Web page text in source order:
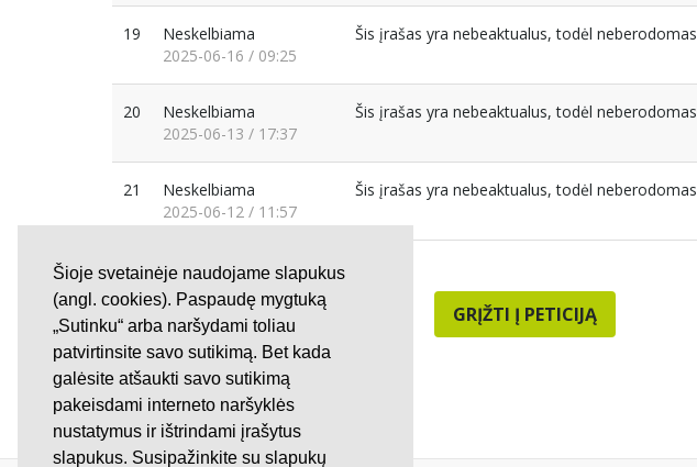
Šioje svetainėje naudojame slapukus
(angl. cookies). Paspaudę mygtuką
„Sutinku“ arba naršydami toliau
patvirtinsite savo sutikimą. Bet kada
galėsite atšaukti savo sutikimą
pakeisdami interneto naršyklės
nustatymus ir ištrindami įrašytus
slapukus. Susipažinkite su slapukų
19
Neskelbiama
2025-06-16 / 09:25
Šis įrašas yra nebeaktualus, todėl neberodomas
20
Neskelbiama
2025-06-13 / 17:37
Šis įrašas yra nebeaktualus, todėl neberodomas
21
Neskelbiama
2025-06-12 / 11:57
Šis įrašas yra nebeaktualus, todėl neberodomas
GRĮŽTI Į PETICIJĄ